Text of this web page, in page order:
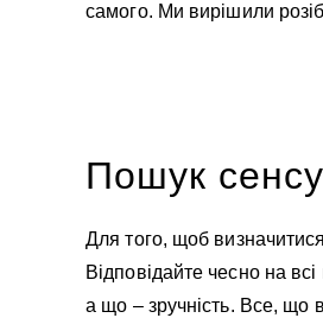
самого. Ми вирішили
Пошук
Для того, щоб
Відповідайте чесно на
а що – зручність. Все, що